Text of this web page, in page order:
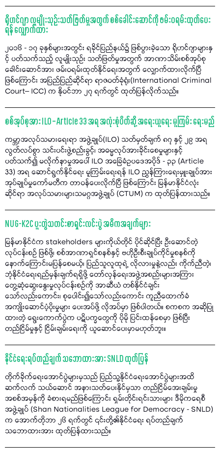
ရိုဟင်ဂျာ လူမျိုးသုဉ်းသတ်ဖြတ်မှုအတွက် စစ်ခေါင်းဆောင်ကို ဖမ်းဝရမ်းထုတ်ပေး
ရန် လျှောက်ထား
၂၀၁၆ - ၁၇ ခုနှစ်များအတွင်း ရခိုင်ပြည်နယ်၌ ဖြစ်ပွားခဲ့သော ရိုဟင်ဂျာများနှ
င့် ပတ်သက်သည့် လူမျိုးသုဉ်း သတ်ဖြတ်မှုအတွက် အာဏာသိမ်းစစ်အုပ်စု
ခေါင်းဆောင်အား ဖမ်းဝရမ်းထုတ်နိုင်ရေးအတွက် လျှောက်ထားလိုက်ပြီ
ဖြစ်ကြောင်း အပြည်ပြည်ဆိုင်ရာ ရာဇဝတ်ခုံရုံး(International Criminal
Court– ICC) က နိုဝင်ဘာ ၂၇ ရက်တွင် ထုတ်ပြန်လိုက်သည်။
စစ်အုပ်စုအား ILO – Article 33 အရ အလုံးစုံပိတ်ဆို့ အရေးယူရေး မူကြမ်း ရေးမည်
ကမ္ဘာ့အလုပ်သမားရေးရာ အဖွဲ့ချုပ်(ILO) သတ်မှတ်ချက် ၈၇ နှင့် ၂၉ အရ
လွတ်လပ်စွာ သင်းပင်းဖွဲ့စည်းခွင့်၊ အဓမ္မလုပ်အားခိုင်းစေမှုများနှင့်
ပတ်သက်၍ မလိုက်နာမှုအပေါ် ILO အခြေခံဥပဒေအပိုဒ် - ၃၃ (Article
33) အရ ဆောင်ရွက်နိုင်ရေး မူကြမ်းရေးရန် ILO ညွှန်ကြားရေးမှူးချုပ်အား
အုပ်ချုပ်မှုကော်မတီက တာဝန်ပေးလိုက်ပြီ ဖြစ်ကြောင်း မြန်မာနိုင်ငံလုံး
ဆိုင်ရာ အလုပ်သမားများသမဂ္ဂအဖွဲ့ချုပ် (CTUM) က ထုတ်ပြန်ထားသည်။
NUG-K2C ပူးတွဲသတင်းစာရှင်းလင်းပွဲ အဓိကအချက်များ
မြန်မာနိုင်ငံက stakeholders များကိုယ်တိုင် ပိုင်ဆိုင်ပြီး ဦးဆောင်တဲ့
လုပ်ငန်းစဉ် ဖြစ်ဖို့၊ စစ်အာဏာရှင်စနစ်နှင့် ဗဟိုဦးစီးချုပ်ကိုင်မှုစနစ်ကို
နောက်ကြောင်းမပြန်စေမယ့်၊ ပြည်သူလူထုရဲ့ လိုလားမှုနဲ့လည်း ကိုက်ညီတဲ့၊
ဘုံနိုင်ငံရေးရည်မှန်းချက်ရရှိဖို့ တော်လှန်ရေးအဖွဲ့အစည်းများအကြား
တွေ့ဆုံဆွေးနွေးမှုလုပ်ငန်းစဥ်ကို အာဆီယံ တစ်နိုင်ငံချင်း
သော်လည်းကောင်း၊ စုပေါင်း၍သော်လည်းကောင်း ကူညီထောက်ခံ
အကျိုးဆောင်ပံ့ပိုးမှုများ ပေးအပ်ဖို့ လိုအပ်မှာ ဖြစ်ပါတယ်။ စကစက အဆိုပြု
ထားတဲ့ ရွေးကောက်ပွဲက ပဋိပက္ခတွေကို ပိုမို ပြင်းထန်စေမှာ ဖြစ်ပြီး
တည်ငြိမ်မှုနှင့် ငြိမ်းချမ်းရေးကို ယူဆောင်ပေးမှာမဟုတ်ဘူး။
နိုင်ငံရေးရပ်တည်ချက် သဘောထားအား SNLD ထုတ်ပြန်
တိုက်ခိုက်ရေးအောင်ပွဲများမှသည် ပြည်သူ့နိုင်ငံရေးအောင်ပွဲများအထိ
ဆက်လက် သယ်ဆောင် အနားသတ်ပေးနိုင်မှသာ တည်ငြိမ်အေးချမ်းမှု
အစစ်အမှန်ကို ခံစားရမည်ဖြစ်ကြောင်း ရှမ်းတိုင်းရင်းသားများ ဒီမိုကရေစီ
အဖွဲ့ချုပ် (Shan Nationalities League for Democracy - SNLD)
က အောက်တိုဘာ ၂၆ ရက်တွင် ၎င်းတို့၏နိုင်ငံရေး ရပ်တည်ချက်
သဘောထားအား ထုတ်ပြန်ထားသည်။